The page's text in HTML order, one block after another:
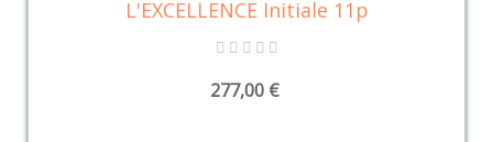
L'EXCELLENCE Initiale 11p
277,00 €